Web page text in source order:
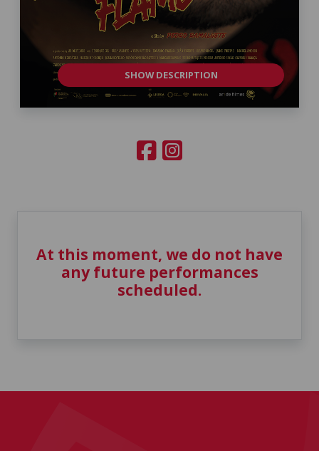
SHOW DESCRIPTION
At this moment, we do not have
any future performances
scheduled.